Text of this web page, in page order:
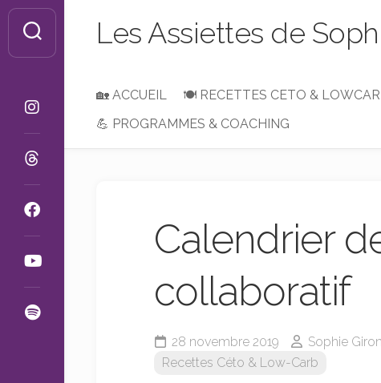
Skip
content
Les Assiettes de
🏡 ACCUEIL 🍽 RECETTES CETO &
Petit-
Entrées
&
Plats
Desserts
sans
💪 PROGRAMMES & COACHING
Calendrier
collaboratif
28 novembre 2019
Sophie
Recettes Céto & Low-Carb